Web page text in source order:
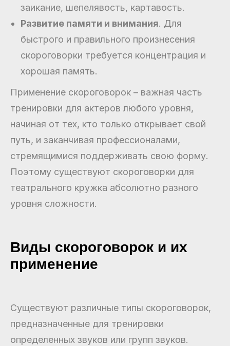
заикание, шепелявость, картавость.
Развитие памяти и внимания. Для
быстрого и правильного произнесения
скороговорки требуется концентрация и
хорошая память.
Применение скороговорок – важная часть
тренировки для актеров любого уровня,
начиная от тех, кто только открывает свой
путь, и заканчивая профессионалами,
стремящимися поддерживать свою форму.
Поэтому существуют скороговорки для
театрального кружка абсолютно разного
уровня сложности.
Виды скороговорок и их
применение
Существуют различные типы скороговорок,
предназначенные для тренировки
определенных звуков или групп звуков.